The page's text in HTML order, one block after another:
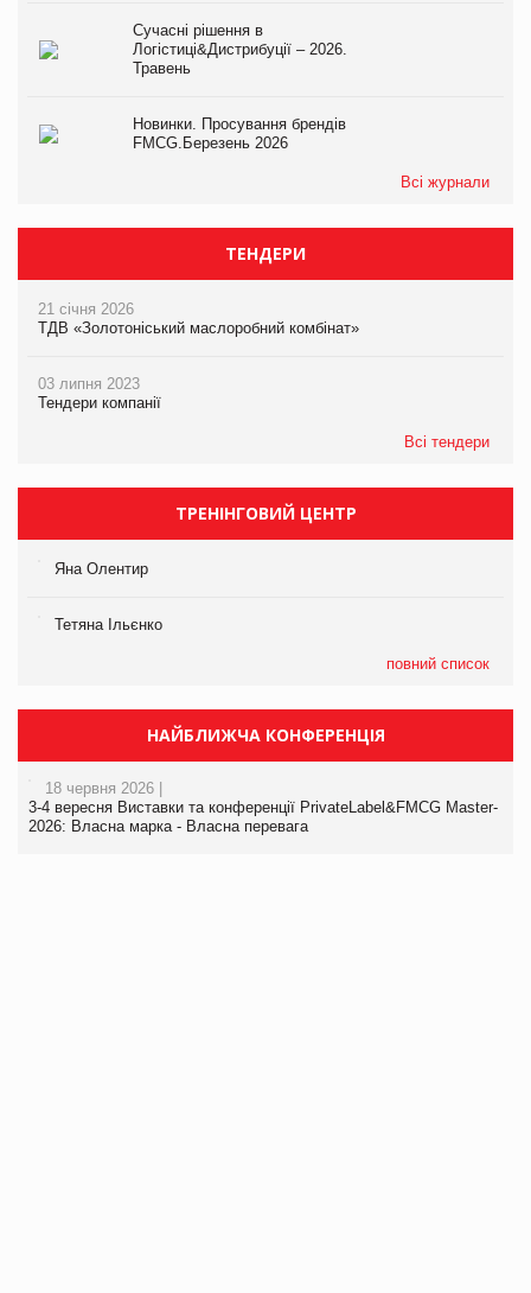
Сучасні рішення в
Логістиці&Дистрибуції – 2026.
Травень
Новинки. Просування брендів
FMCG.Березень 2026
Всі журнали
ТЕНДЕРИ
21 січня 2026
ТДВ «Золотоніський маслоробний комбінат»
03 липня 2023
Тендери компанії
Всі тендери
ТРЕНІНГОВИЙ ЦЕНТР
Яна Олентир
Тетяна Ільєнко
повний список
НАЙБЛИЖЧА КОНФЕРЕНЦІЯ
18 червня 2026 |
3-4 вересня Виставки та конференції PrivateLabel&FMCG Master-
2026: Власна марка - Власна перевага